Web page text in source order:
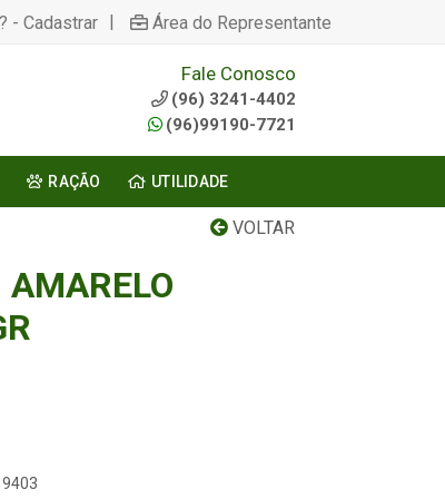
- Cadastrar | Área do Representante
Fale Conosco
(96) 3241-4402
(96)99190-7721
RAÇÃO UTILIDADE
VOLTAR